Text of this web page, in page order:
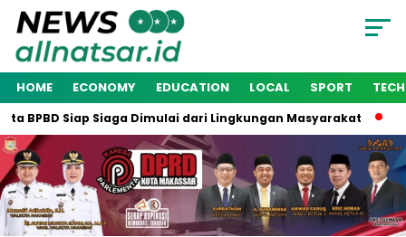
HOME ECONOMY EDUCATION LOCAL SPORT
Siap Siaga Dimulai dari Lingkungan Masyarakat